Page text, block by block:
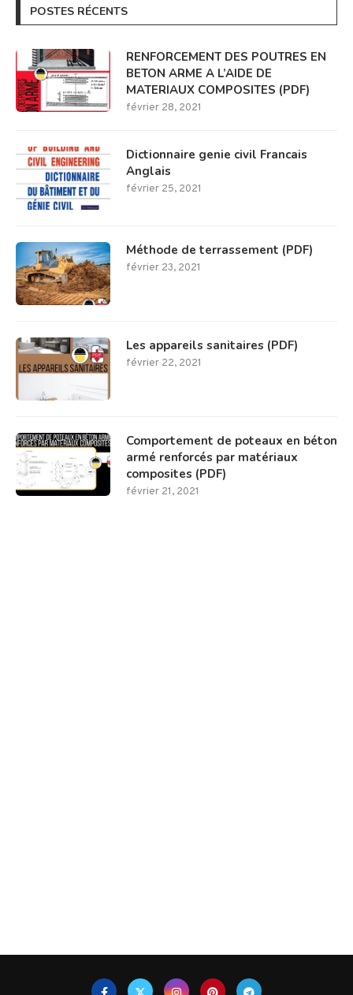
POSTES RÉCENTS
RENFORCEMENT DES POUTRES EN
BETON ARME A L’AIDE DE
MATERIAUX COMPOSITES (PDF)
février 28, 2021
Dictionnaire genie civil Francais
Anglais
février 25, 2021
Méthode de terrassement (PDF)
février 23, 2021
Les appareils sanitaires (PDF)
février 22, 2021
Comportement de poteaux en béton
armé renforcés par matériaux
composites (PDF)
février 21, 2021